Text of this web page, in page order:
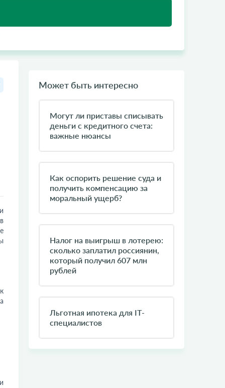
Может быть интересно
Могут ли приставы списывать
деньги с кредитного счета:
важные нюансы
Как оспорить решение суда и
получить компенсацию за
моральный ущерб?
​Налог на выигрыш в лотерею:
сколько заплатил россиянин,
который получил 607 млн
рублей
Льготная ипотека для IT-
специалистов